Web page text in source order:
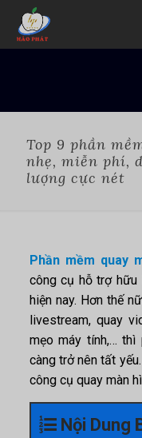
Top 9 phần
nhẹ, miễn phí,
lượng cực nét
Phần mềm quay
công cụ hỗ trợ
hiện nay. Hơn thế
livestream, quay
mẹo máy tính,… thì
càng trở nên tất
công cụ quay màn
Nội Dung